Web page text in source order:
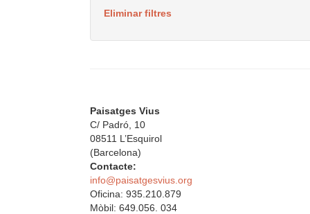
Eliminar filtres
Paisatges Vius
C/ Padró, 10
08511 L’Esquirol
(Barcelona)
Contacte:
info@paisatgesvius.org
Oficina: 935.210.879
Mòbil: 649.056. 034